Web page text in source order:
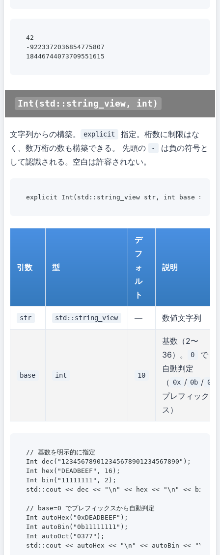
42
-9223372036854775807
Int(std::string_view, int)
文字列からの構築。 explicit
指定。桁数に制限はな
く、数万桁の数も構築できる。 先頭の
-
は負の符号と
して認識される。空白は許容されない。
引数 型
デ
フ
ォ
ル
ト
説明
str std::string_view — 数値文字列
base int 10
基数（2〜
36）。
0
で
自動判定
（ 0x / 0b / 0
プレフィック
ス）
// 基数を明示的に指定
Int dec("123456789012345678901234567890");
Int hex("DEADBEEF", 16);
Int bin("11111111", 2);
std::cout << dec << "\n" << hex << "\n" << bin
// base=0 でプレフィックスから自動判定
Int autoHex("0xDEADBEEF");
Int autoBin("0b11111111");
Int autoOct("0377");